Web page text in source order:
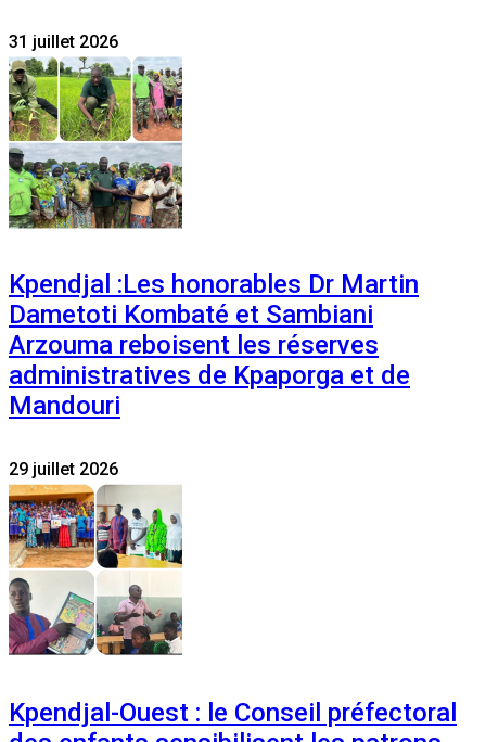
31 juillet 2026
Kpendjal :Les honorables Dr Martin
Dametoti Kombaté et Sambiani
Arzouma reboisent les réserves
administratives de Kpaporga et de
Mandouri
29 juillet 2026
Kpendjal-Ouest : le Conseil préfectoral